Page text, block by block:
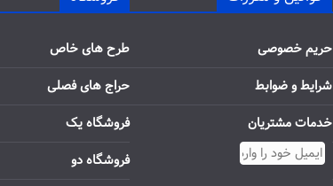
حریم خصوصی
شرایط و ضوابط
خدمات مشتریان
طرح های خاص
حراج های فصلی
فروشگاه یک
فروشگاه دو